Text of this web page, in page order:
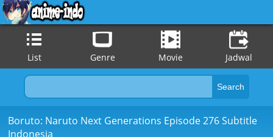
List Genre Movie Jadwal
Boruto: Naruto Next Generations Episode 276 Subtitle
Indonesia